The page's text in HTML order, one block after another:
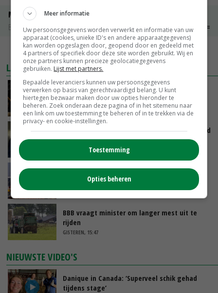
Maat 54
Barneveld kooieieren
€ 9,10 € 0,00
MEER MARKTPRIJZEN
LAATSTE NIEUWS
Zalmkweker wil ‘standaard neerzetten die als
voorbeeld kan dienen voor sector’
VANDAAG, 06:21
Jan Vernooij stopt bij Vee&Logistiek Nederland
VANDAAG, 06:00
China scherpt importeisen voor pootgoed aan
vanwege zebrachipbacterie
GISTEREN, 16:25
BBB vraagt minister om langer mest uit te
rijden
GISTEREN, 15:47
NIEUWSTE VIDEO'S
Danique in Canada: ‘Superveel schik gehad
tijdens stage’
Meer informatie
Uw persoonsgegevens worden verwerkt en informatie van uw
apparaat (cookies, unieke ID's en andere apparaatgegevens)
kan worden opgeslagen door, geopend door en gedeeld met
4 partners of specifiek door deze site worden gebruikt. Wij en
onze partners kunnen precieze geolocatiegegevens
gebruiken. Lijst met partners.
Bepaalde leveranciers kunnen uw persoonsgegevens
verwerken op basis van gerechtvaardigd belang. U kunt
hiertegen bezwaar maken door uw opties hieronder te
beheren. Zoek onderaan deze pagina of in het sitemenu naar
een link om uw toestemming te beheren of in te trekken via de
privacy- en cookie-instellingen.
Toestemming
Opties beheren